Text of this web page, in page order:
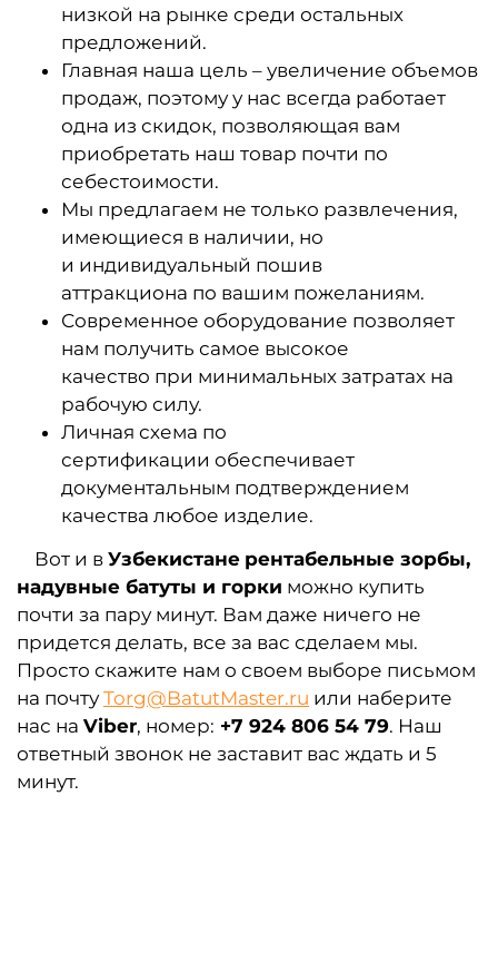
низкой на рынке среди остальных
предложений.
Главная наша цель – увеличение объемов
продаж, поэтому у нас всегда работает
одна из скидок, позволяющая вам
приобретать наш товар почти по
себестоимости.
Мы предлагаем не только развлечения,
имеющиеся в наличии, но
и индивидуальный пошив
аттракциона по вашим пожеланиям.
Современное оборудование позволяет
нам получить самое высокое
качество при минимальных затратах на
рабочую силу.
Личная схема по
сертификации обеспечивает
документальным подтверждением
качества любое изделие.
Вот и в Узбекистане рентабельные зорбы,
надувные батуты и горки можно купить
почти за пару минут. Вам даже ничего не
придется делать, все за вас сделаем мы.
Просто скажите нам о своем выборе письмом
на почтуTorg@BatutMaster.ru или наберите
нас на Viber, номер: +7 924 806 54 79. Наш
ответный звонок не заставит вас ждать и 5
минут.